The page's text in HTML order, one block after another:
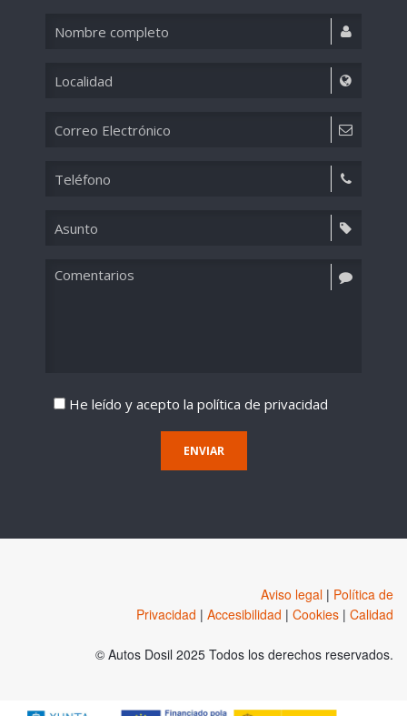
He leído y acepto la política de privacidad
ENVIAR
Aviso legal | Política de
Privacidad | Accesibilidad | Cookies | Calidad
© Autos Dosil 2025 Todos los derechos reservados.